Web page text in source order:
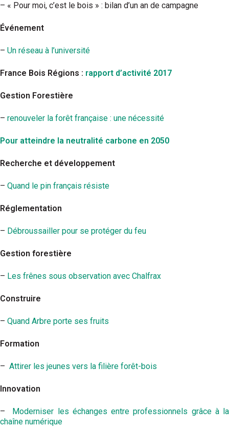
– « Pour moi, c’est le bois » : bilan d’un an de campagne
Événement
– Un réseau à l’université
France Bois Régions : rapport d’activité 2017
Gestion Forestière
– renouveler la forêt française : une nécessité
Pour atteindre la neutralité carbone en 2050
Recherche et développement
– Quand le pin français résiste
Réglementation
– Débroussailler pour se protéger du feu
Gestion forestière
– Les frênes sous observation avec Chalfrax
Construire
– Quand Arbre porte ses fruits
Formation
– Attirer les jeunes vers la filière forêt-bois
Innovation
– Moderniser les échanges entre professionnels grâce à la
chaîne numérique